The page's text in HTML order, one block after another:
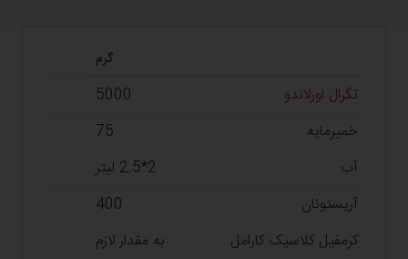
گرم
تگرال اورلاندو
5000
خمیرمایه
75
آب
2*2.5 لیتر
آریستونان
400
کرمفیل کلاسیک کارامل
به مقدار لازم